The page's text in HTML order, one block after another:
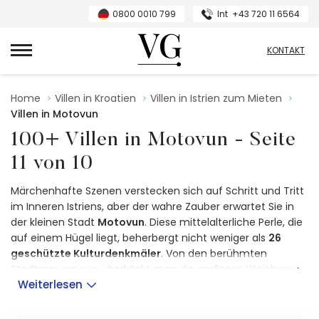
0800 0010 799 Int +43 720 11 6564
VillasGuide
KONTAKT
Home Villen in Kroatien
Villen in Istrien zum Mieten
Villen in Motovun
100+ Villen in Motovun - Seite
11 von 10
Märchenhafte Szenen verstecken sich auf Schritt und Tritt
im Inneren Istriens, aber der wahre Zauber erwartet Sie in
der kleinen Stadt Motovun. Diese mittelalterliche Perle, die
auf einem Hügel liegt, beherbergt nicht weniger als 26
geschützte Kulturdenkmäler. Von den berühmten
Stadtmauern aus überblickt man die endlosen Weinberge,
die ein Symbol dieser Region sind, und den berühmten
Weiterlesen